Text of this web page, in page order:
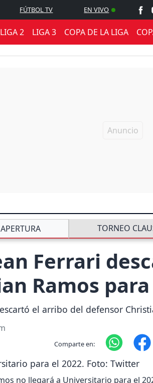
FÚTBOL TV EN VIVO
LIGA 2 LIGA 3 COPA DE LA LIGA
TORNEO
Ferrari
Ramos
el arribo del defensor
Comparte en:
no llegará a Universitario para el